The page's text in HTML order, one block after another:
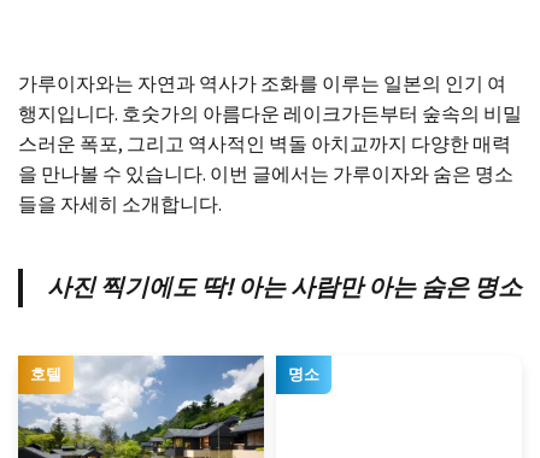
가루이자와는 자연과 역사가 조화를 이루는 일본의 인기 여
행지입니다. 호숫가의 아름다운 레이크가든부터 숲속의 비밀
스러운 폭포, 그리고 역사적인 벽돌 아치교까지 다양한 매력
을 만나볼 수 있습니다. 이번 글에서는 가루이자와 숨은 명소
들을 자세히 소개합니다.
사진 찍기에도 딱! 아는 사람만 아는 숨은 명소
호텔 명소